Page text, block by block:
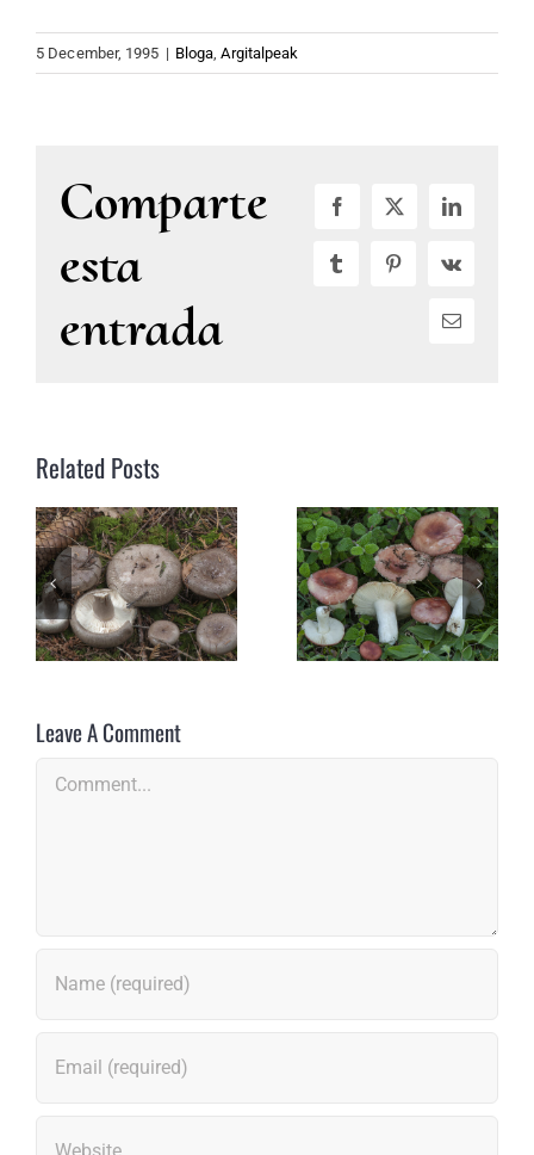
5 December, 1995 | Bloga ,Argitalpeak
Comparte
esta
entrada
Facebook
X LinkedIn
TumblrPinterestVk
Email
Related Posts
Leave A Comment